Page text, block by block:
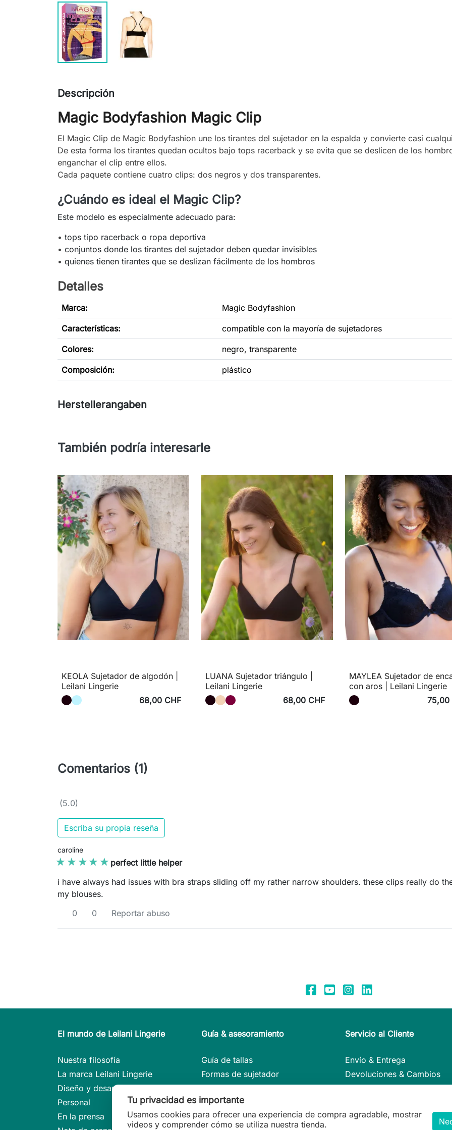
Descripción
Magic Bodyfashion Magic Clip
El Magic Clip de Magic Bodyfashion une los tirantes del sujetador en la espalda y convierte casi
De esta forma los tirantes quedan ocultos bajo tops racerback y se evita que se deslicen de los
enganchar el clip entre ellos.
Cada paquete contiene cuatro clips: dos negros y dos transparentes.
¿Cuándo es ideal el Magic Clip?
Este modelo es especialmente adecuado para:
• tops tipo racerback o ropa deportiva
• conjuntos donde los tirantes del sujetador deben quedar invisibles
• quienes tienen tirantes que se deslizan fácilmente de los hombros
Detalles
Marca: Magic Bodyfashion
Características: compatible con la mayoría de sujetadores
Colores: negro, transparente
Composición: plástico
Herstellerangaben
También podría interesarle
KEOLA Sujetador de algodón |
Leilani Lingerie
68,00 CHF
LUANA Sujetador triángulo |
Leilani Lingerie
68,00 CHF
MAYLEA Sujetador de
con aros | Leilani Lingerie
75,00
Comentarios (1)
(5.0)
Escriba su propia reseña
caroline
★★★★★
★★★★★ perfect little helper
i have always had issues with bra straps sliding off my rather narrow shoulders. these clips really do
my blouses.
0
0 Reportar abuso
El mundo de Leilani Lingerie
Nuestra filosofía
La marca Leilani Lingerie
Diseño y desarrollo
Personal
En la prensa
Guía & asesoramiento
Guía de tallas
Formas de sujetador
Modelos en detalle
Guía de regalo
Servicio al Cliente
Envío & Entrega
Devoluciones & Cambios
Contacto
Tu privacidad es importante
Usamos cookies para ofrecer una experiencia de compra agradable, mostrar
videos y comprender cómo se utiliza nuestra tienda.